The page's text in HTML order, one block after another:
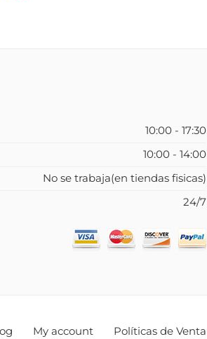
10:00 - 17:30
10:00 - 14:00
No se trabaja(en tiendas fisicas)
24/7
My account Políticas de Venta